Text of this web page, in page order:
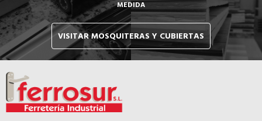
MEDIDA
VISITAR MOSQUITERAS Y CUBIERTAS